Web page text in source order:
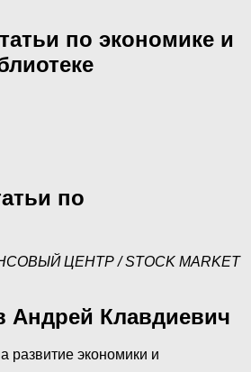
по экономике и
по
ЦЕНТР / STOCK MARKET
Андрей Клавдиевич
развитие экономики и